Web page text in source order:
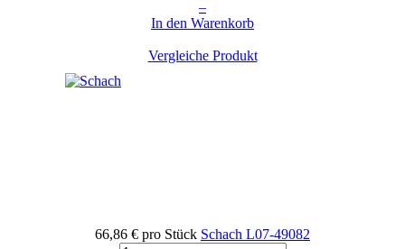
–
In den Warenkorb
Vergleiche Produkt
66,86 € pro Stück Schach L07-49082